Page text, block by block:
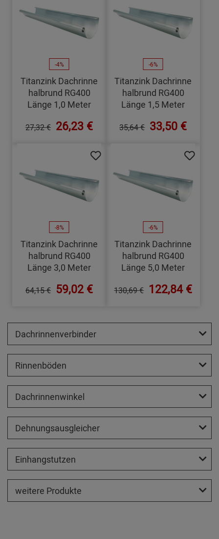
-4%
Titanzink Dachrinne
halbrund RG400
Länge 1,0 Meter
27,32 € 26,23 €
-6%
Titanzink Dachrinne
halbrund RG400
Länge 1,5 Meter
35,64 € 33,50 €
-8%
Titanzink Dachrinne
halbrund RG400
Länge 3,0 Meter
64,15 € 59,02 €
-6%
Titanzink Dachrinne
halbrund RG400
Länge 5,0 Meter
130,69 € 122,84 €
Dachrinnenverbinder
Rinnenböden
Dachrinnenwinkel
Dehnungsausgleicher
Einhangstutzen
weitere Produkte